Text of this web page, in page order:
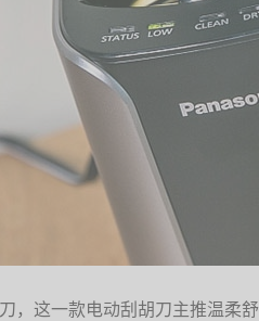
，这一款电动刮胡刀主推温柔